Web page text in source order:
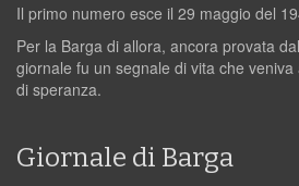
Il primo numero esce il 29 maggio del
Per la Barga di allora, ancora provata
giornale fu un segnale di vita che
di speranza.
Giornale di Barga